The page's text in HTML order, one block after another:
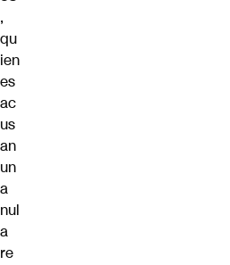
,
qu
ien
es
ac
us
an
un
a
nul
a
re